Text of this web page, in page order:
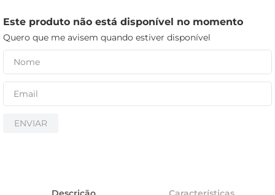
Este produto não está disponível no momento
Quero que me avisem quando estiver disponível
ENVIAR
iogurte
papel higiênico